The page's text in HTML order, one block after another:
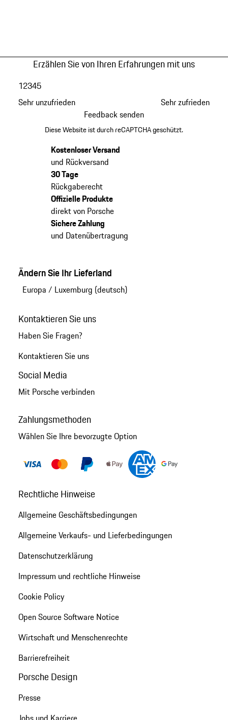
Erzählen Sie von Ihren Erfahrungen mit uns
Sehr unzufrieden
12345
Sehr zufrieden
Feedback senden
Diese Website ist durch reCAPTCHA geschützt.
Kostenloser Versand
und Rückversand
30 Tage
Rückgaberecht
Offizielle Produkte
direkt von Porsche
Sichere Zahlung
und Datenübertragung
Ändern Sie Ihr Lieferland
Europa / Luxemburg (deutsch)
Kontaktieren Sie uns
Haben Sie Fragen?
Kontaktieren Sie uns
Social Media
Mit Porsche verbinden
Zahlungsmethoden
Wählen Sie Ihre bevorzugte Option
Rechtliche Hinweise
Allgemeine Geschäftsbedingungen
Allgemeine Verkaufs- und Lieferbedingungen
Datenschutzerklärung
Impressum und rechtliche Hinweise
Cookie Policy
Open Source Software Notice
Wirtschaft und Menschenrechte
Barrierefreiheit
Porsche Design
Presse